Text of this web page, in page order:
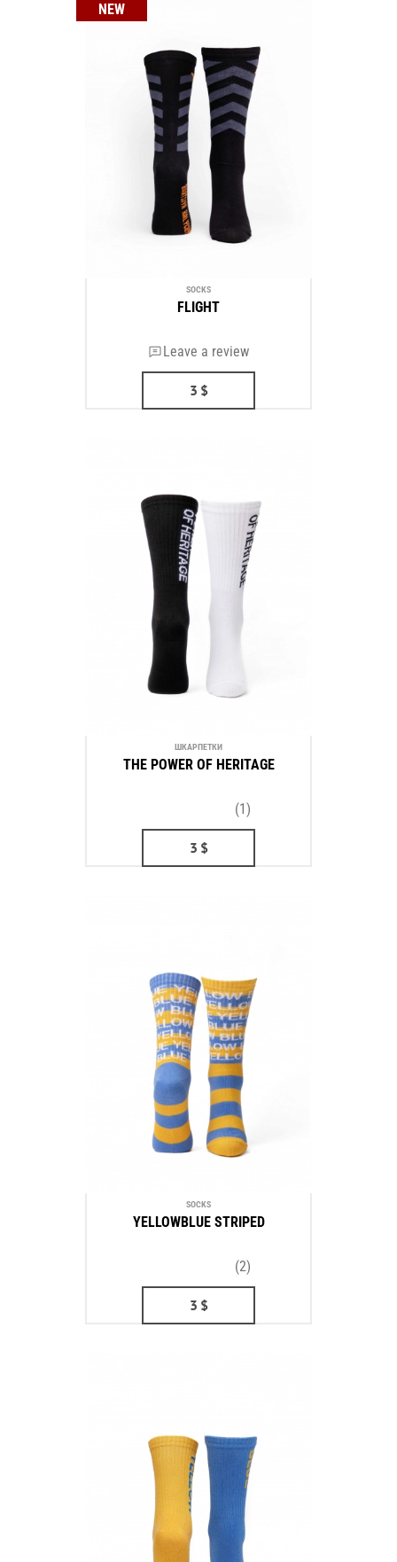
NEW
SOCKS
FLIGHT
Leave a review
3 $
ШКАРПЕТКИ
THE POWER OF HERITAGE
(1)
3 $
SOCKS
YELLOWBLUE STRIPED
(2)
3 $